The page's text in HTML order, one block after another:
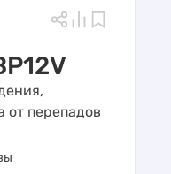
от перепадов